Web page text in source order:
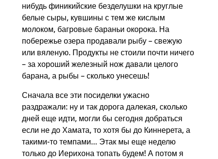
нибудь финикийские безделушки на круглые
белые сыры, кувшины с тем же кислым
молоком, багровые бараньи окорока. На
побережье озера продавали рыбу – свежую
или вяленую. Продукты не стоили почти ничего
– за хороший железный нож давали целого
барана, а рыбы – сколько унесешь!
Сначала все эти посиделки ужасно
раздражали: ну и так дорога далекая, сколько
дней еще идти, могли бы сегодня добраться
если не до Хамата, то хотя бы до Киннерета, а
такими-то темпами… Этак мы еще неделю
только до Иерихона топать будем! А потом я